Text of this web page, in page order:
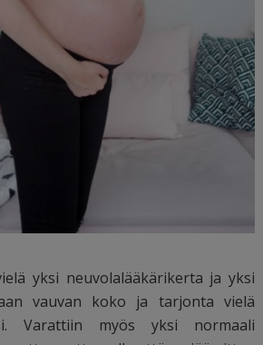
yksi neuvolalääkärikerta ja yksi
vauvan koko ja tarjonta vielä
Varattiin myös yksi normaali